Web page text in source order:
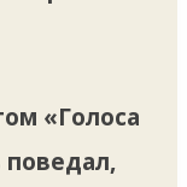
«Голоса